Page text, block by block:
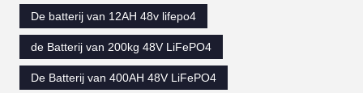
De batterij van 12AH 48v lifepo4
de Batterij van 200kg 48V LiFePO4
De Batterij van 400AH 48V LiFePO4